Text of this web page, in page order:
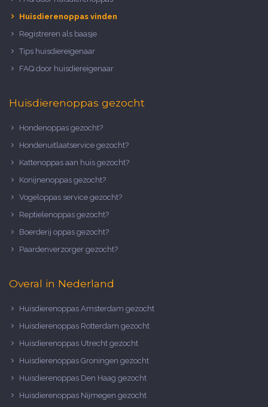
Huisdierenoppas vinden
Registreren als baasje
Tips huisdiereigenaar
FAQ door huisdiereigenaar
Huisdierenoppas gezocht
Hondenoppas gezocht?
Hondenuitlaatservice gezocht?
Kattenoppas aan huis gezocht?
Konijnenoppas gezocht?
Vogeloppas service gezocht?
Reptielenoppas gezocht?
Boerderij oppas gezocht?
Paardenverzorger gezocht?
Overal in Nederland
Huisdierenoppas Amsterdam gezocht
Huisdierenoppas Rotterdam gezocht
Huisdierenoppas Utrecht gezocht
Huisdierenoppas Groningen gezocht
Huisdierenoppas Den Haag gezocht
Huisdierenoppas Nijmegen gezocht